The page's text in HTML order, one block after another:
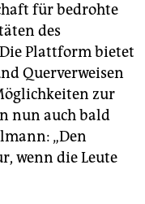
für bedrohte
des
Plattform bietet
Querverweisen
zur
nun auch bald
„Den
wenn die Leute